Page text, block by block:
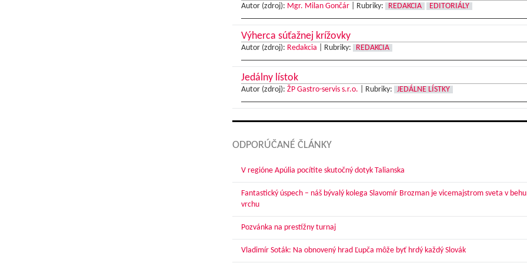
Autor (zdroj): Mgr. Milan Gončár| Rubriky: REDAKCIA EDITORIÁLY
Výherca súťažnej krížovky
Autor (zdroj): Redakcia Rubriky: REDAKCIA
Jedálny lístok
Autor (zdroj): ŽP Gastro-servis s.r.o. Rubriky: JEDÁLNE LÍSTKY
ODPORÚČANÉ ČLÁNKY
V regióne Apúlia pocítite skutočný dotyk Talianska
Fantastický úspech – náš bývalý kolega Slavomír Brozman je vicemajstrom sveta v
vrchu
Pozvánka na prestížny turnaj
Vladimír Soták: Na obnovený hrad Ľupča môže byť hrdý každý Slovák